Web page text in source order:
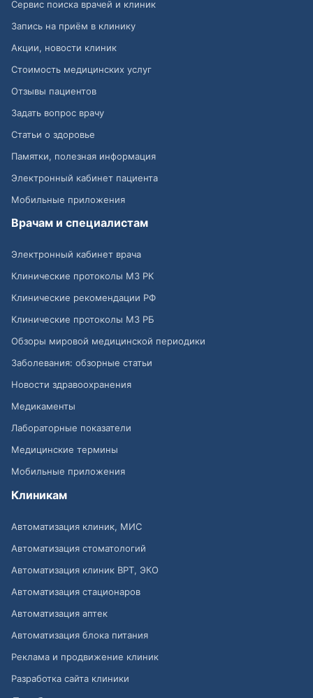
Сервис поиска врачей и клиник
Запись на приём в клинику
Акции, новости клиник
Стоимость медицинских услуг
Отзывы пациентов
Задать вопрос врачу
Статьи о здоровье
Памятки, полезная информация
Электронный кабинет пациента
Мобильные приложения
Врачам и специалистам
Электронный кабинет врача
Клинические протоколы МЗ РК
Клинические рекомендации РФ
Клинические протоколы МЗ РБ
Обзоры мировой медицинской периодики
Заболевания: обзорные статьи
Новости здравоохранения
Медикаменты
Лабораторные показатели
Медицинские термины
Мобильные приложения
Клиникам
Автоматизация клиник, МИС
Автоматизация стоматологий
Автоматизация клиник ВРТ, ЭКО
Автоматизация стационаров
Автоматизация аптек
Автоматизация блока питания
Реклама и продвижение клиник
Разработка сайта клиники